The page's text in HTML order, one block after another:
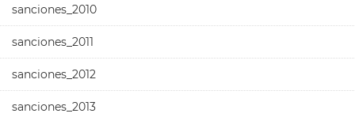
sanciones_2010
sanciones_2011
sanciones_2012
sanciones_2013